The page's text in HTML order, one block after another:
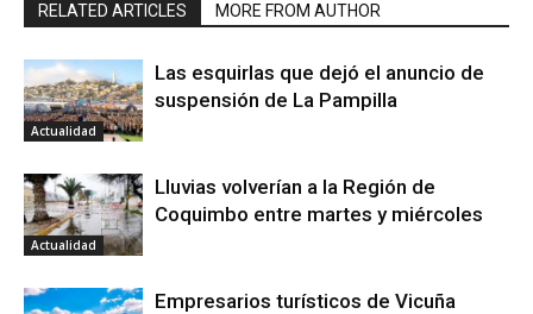
RELATED ARTICLES MORE FROM AUTHOR
Actualidad
Las esquirlas que dejó el anuncio de
suspensión de La Pampilla
Actualidad
Lluvias volverían a la Región de
Coquimbo entre martes y miércoles
Empresarios turísticos de Vicuña